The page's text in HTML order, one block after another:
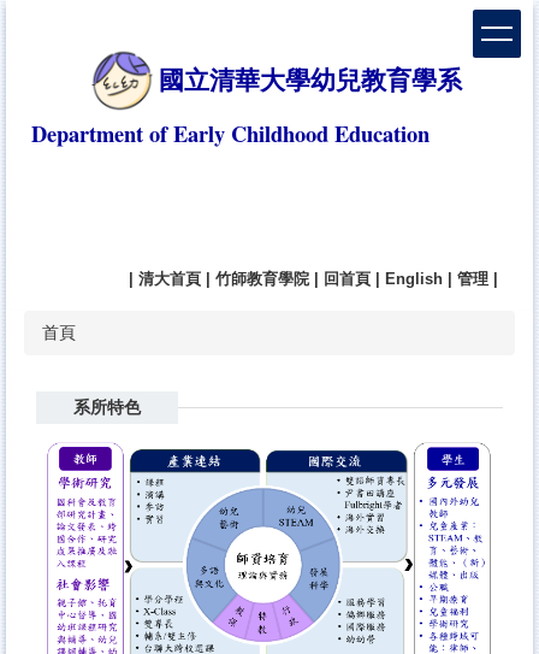
國立清華大學幼兒教育學系
Department of Early Childhood Education
清大首頁| 竹師教育學院| 回首頁| English| 管理|
首頁
系所特色